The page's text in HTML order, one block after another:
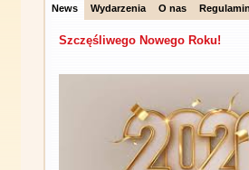
News Wydarzenia O nas Regulamin
Szczęśliwego Nowego Roku!